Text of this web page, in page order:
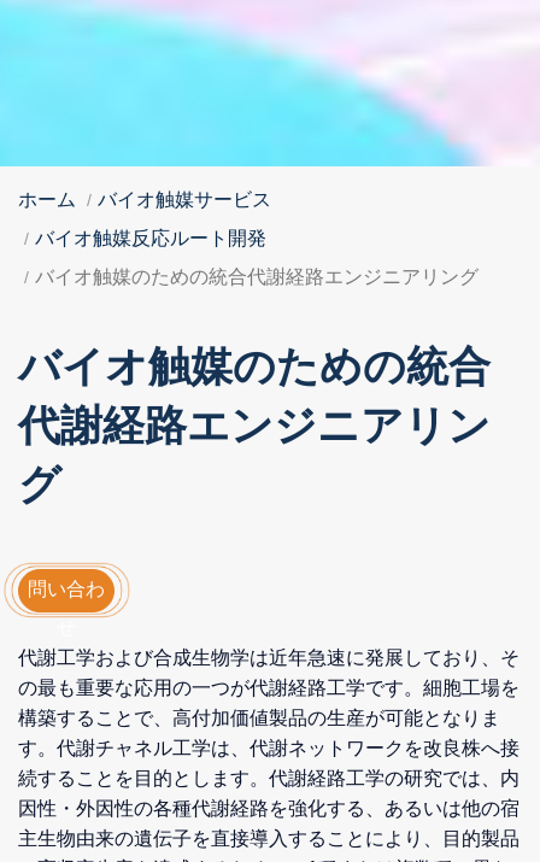
ホーム
バイオ触媒サービス
バイオ触媒反応ルート開発
バイオ触媒のための統合代謝経路エンジニアリング
バイオ触媒のための統合
代謝経路エンジニアリン
グ
問い合わ
代謝工学および合成生物学は近年急速に発展しており、そ
の最も重要な応用の一つが代謝経路工学です。細胞工場を
構築することで、高付加価値製品の生産が可能となりま
す。代謝チャネル工学は、代謝ネットワークを改良株へ接
続することを目的とします。代謝経路工学の研究では、内
因性・外因性の各種代謝経路を強化する、あるいは他の宿
主生物由来の遺伝子を直接導入することにより、目的製品